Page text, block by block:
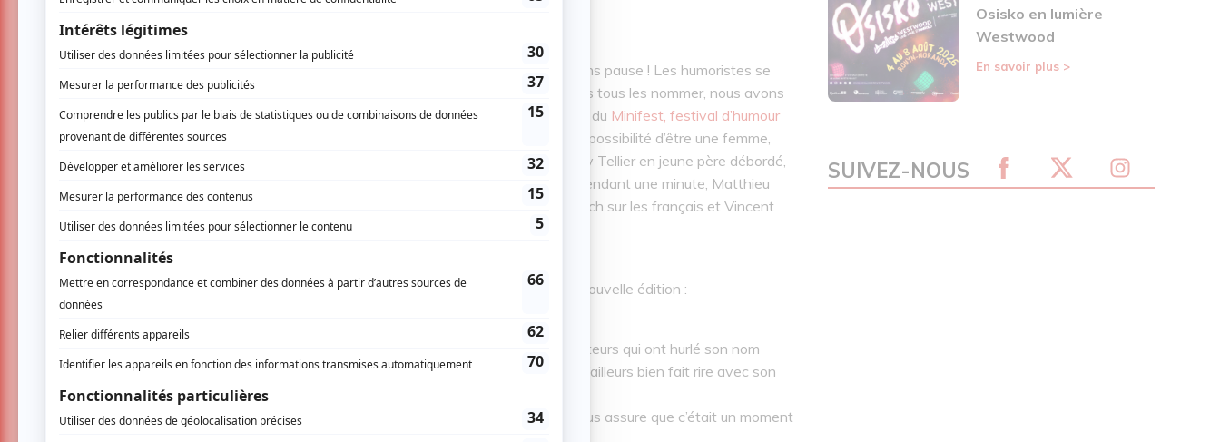
spectateurs étaient prêts à rire, peut-être même un peu trop... !
Cette année, plus d’entracte d’une minute mais 100 minutes de show sans pause ! Les humoristes se
suivent les uns après les autres sur scène. Bien que nous ne puissions pas tous les nommer, nous avons
pris plaisir à écouter François Tousignant qui portait fièrement son t-shirt du Minifest, festival d’humour
indépendanten ville du 24 au 29 juin, Sam Boisvert et son sketch sur l’impossibilité d’être une femme,
Sylvain Larocque qui aborde le sujet fâcheux des travaux à Montréal, Billy Tellier en jeune père débordé,
Antoni Remillard qui nous a livré uniquement des « oui » et des « yeah » pendant une minute, Matthieu
Pepper qui a fait tomber Joe Guerin, Jean-François Dénommé et son sketch sur les français et Vincent
Morin sur le fait d’être gay !
Quelques moments mémorables nous ont vraiment marqués pour cette nouvelle édition :
L’humoriste Guillaume Pineault s’est fait voler sa minute par les spectateurs qui ont hurlé son nom
pendant 60 secondes à la demande de Yan Bilodeau. Celui-ci nous a d’ailleurs bien fait rire avec son
humour noir.
Alex Roof a lancé 191 rouleaux de papier toilette dans la salle ! On vous assure que c’était un moment
Osisko en lumière
Westwood
En savoir plus >
SUIVEZ-NOUS